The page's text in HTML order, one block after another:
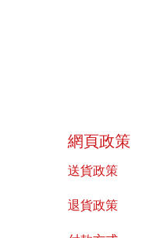
​網頁政策
送貨政策
​退貨政策